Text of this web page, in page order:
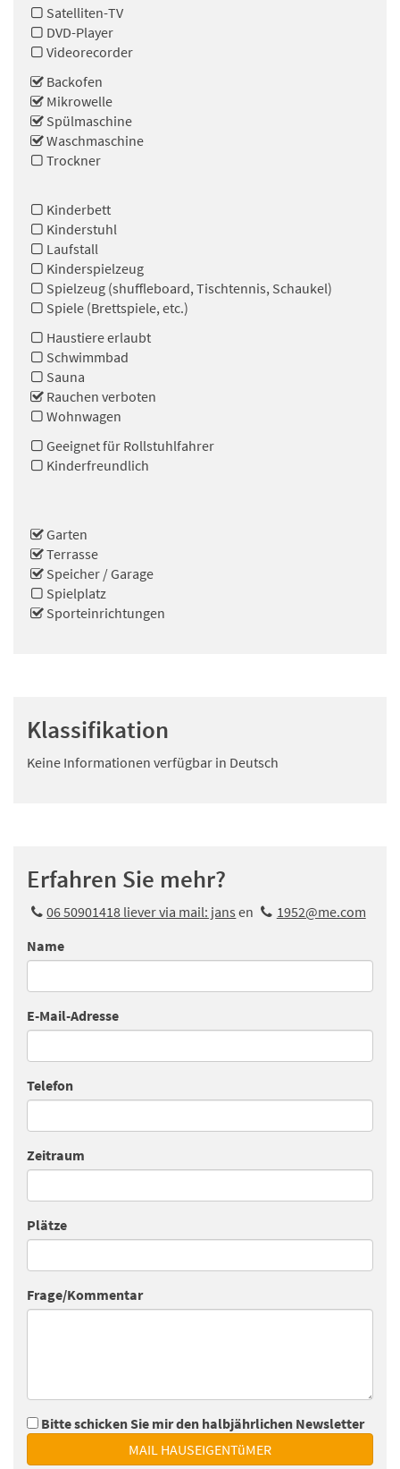
Satelliten-TV
DVD-Player
Videorecorder
Backofen
Mikrowelle
Spülmaschine
Waschmaschine
Trockner
Kinderbett
Kinderstuhl
Laufstall
Kinderspielzeug
Spielzeug (shuffleboard, Tischtennis, Schaukel)
Spiele (Brettspiele, etc.)
Haustiere erlaubt
Schwimmbad
Sauna
Rauchen verboten
Wohnwagen
Geeignet für Rollstuhlfahrer
Kinderfreundlich
Garten
Terrasse
Speicher / Garage
Spielplatz
Sporteinrichtungen
Klassifikation
Keine Informationen verfügbar in Deutsch
Erfahren Sie mehr?
06 50901418 liever via mail: jans en
1952@me.com
Name
E-Mail-Adresse
Telefon
Zeitraum
Plätze
Frage/Kommentar
Bitte schicken Sie mir den halbjährlichen Newsletter
MAIL HAUSEIGENTüMER